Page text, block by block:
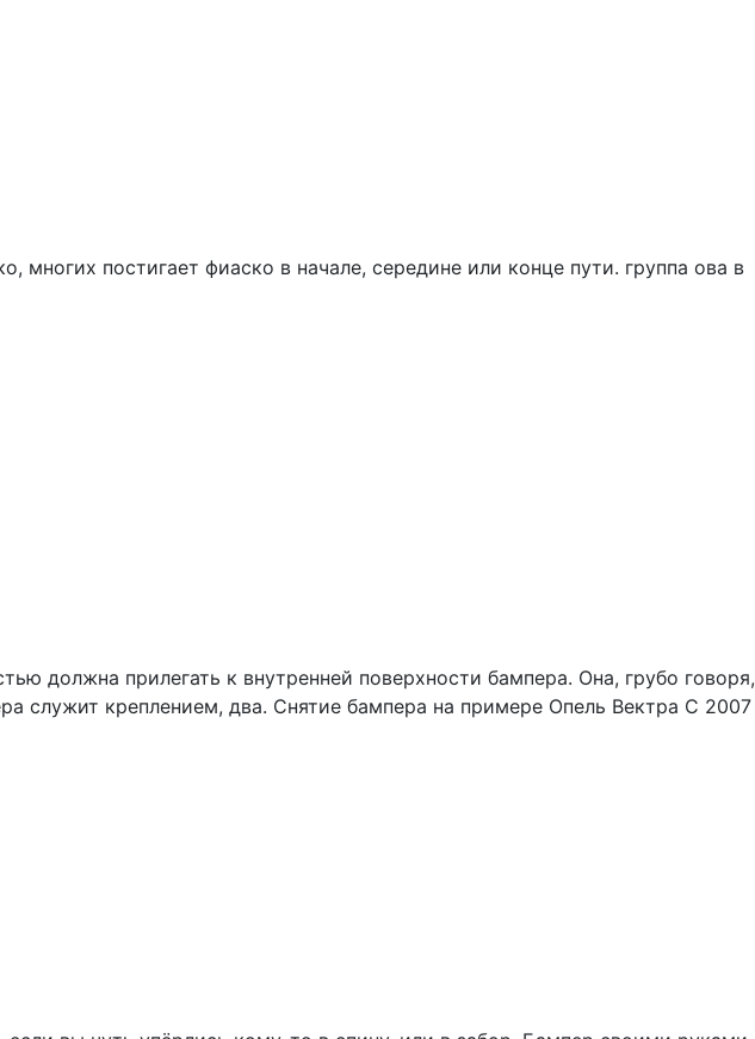
постигает фиаско в начале, середине или конце пути. группа ова в
должна прилегать к внутренней поверхности бампера. Она, грубо говоря,
служит креплением, два. Снятие бампера на примере Опель Вектра С 2007